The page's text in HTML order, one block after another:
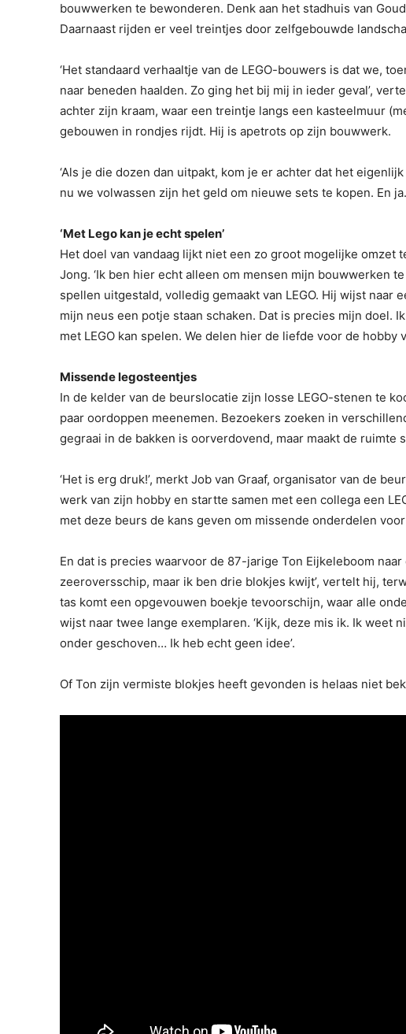
bouwwerken te bewonderen. Denk aan het stadhuis van
Daarnaast rijden er veel treintjes door zelfgebouwde
‘Het standaard verhaaltje van de LEGO-bouwers is dat we,
naar beneden haalden. Zo ging het bij mij in ieder geval’,
achter zijn kraam, waar een treintje langs een kasteelmuur
gebouwen in rondjes rijdt. Hij is apetrots op zijn bouwwerk.
‘Als je die dozen dan uitpakt, kom je er achter dat het
nu we volwassen zijn het geld om nieuwe sets te kopen. En
‘Met Lego kan je echt spelen’
Het doel van vandaag lijkt niet een zo groot mogelijke omzet
Jong. ‘Ik ben hier echt alleen om mensen mijn bouwwerken
spellen uitgestald, volledig gemaakt van LEGO. Hij wijst naar
mijn neus een potje staan schaken. Dat is precies mijn doel.
met LEGO kan spelen. We delen hier de liefde voor de hobby
Missende legosteentjes
In de kelder van de beurslocatie zijn losse LEGO-stenen te
paar oordoppen meenemen. Bezoekers zoeken in
gegraai in de bakken is oorverdovend, maar maakt de ruimte
‘Het is erg druk!’, merkt Job van Graaf, organisator van de
werk van zijn hobby en startte samen met een collega een
met deze beurs de kans geven om missende onderdelen
En dat is precies waarvoor de 87-jarige Ton Eijkeleboom
zeeroversschip, maar ik ben drie blokjes kwijt’, vertelt hij,
tas komt een opgevouwen boekje tevoorschijn, waar alle
wijst naar twee lange exemplaren. ‘Kijk, deze mis ik. Ik weet
onder geschoven… Ik heb echt geen idee’.
Of Ton zijn vermiste blokjes heeft gevonden is helaas niet